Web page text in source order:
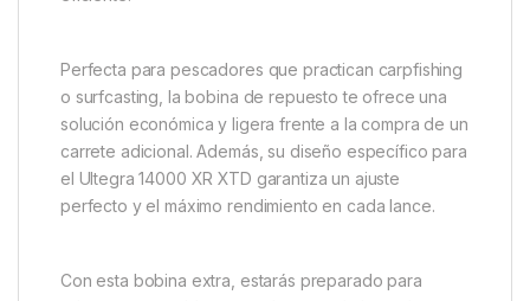
Exigente
Si buscas flexibilidad absoluta en tus sesiones de
pesca y quieres estar preparado para cualquier
escenario, laShimano Bobina Spool Ultegra
14000 XR XTDes el complemento ideal para tu
carrete. Esta bobina original de Shimano te permite
cambiar rápidamente de línea o estrategia sin
eficiente.